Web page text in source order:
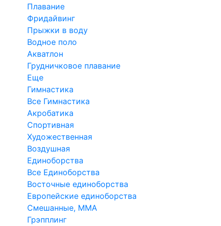
Плавание
Фридайвинг
Прыжки в воду
Водное поло
Акватлон
Грудничковое плавание
Еще
Гимнастика
Все Гимнастика
Акробатика
Спортивная
Художественная
Воздушная
Единоборства
Все Единоборства
Восточные единоборства
Европейские единоборства
Смешанные, ММА
Грэпплинг